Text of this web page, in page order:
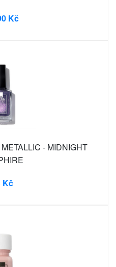
Kč
- MIDNIGHT
Kč